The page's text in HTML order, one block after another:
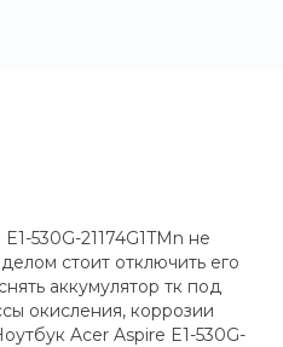
530G-21174G1TMn не
стоит отключить его
аккумулятор тк под
окисления, коррозии
Acer Aspire E1-530G-